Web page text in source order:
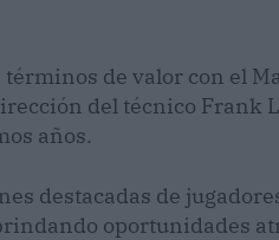
de valor con el
del técnico Frank
años.
destacadas de
oportunidades